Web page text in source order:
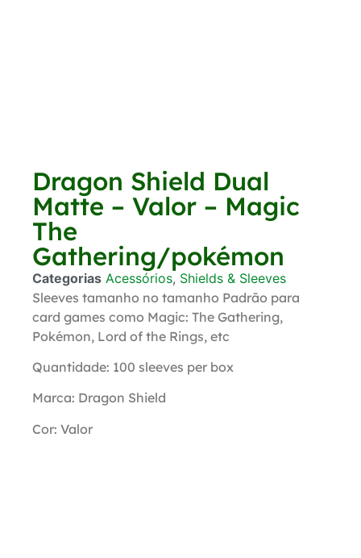
Dragon Shield Dual
Matte – Valor – Magic
The
Gathering/pokémon
Categorias Acessórios, Shields & Sleeves
Sleeves tamanho no tamanho Padrão para
card games como Magic: The Gathering,
Pokémon, Lord of the Rings, etc
Quantidade: 100 sleeves per box
Marca: Dragon Shield
Cor: Valor